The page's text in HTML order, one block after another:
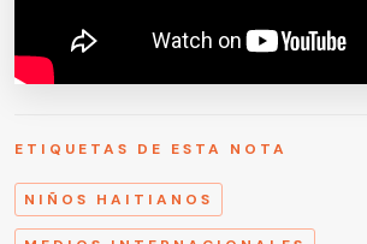
ETIQUETAS DE ESTA NOTA
NIÑOS HAITIANOS